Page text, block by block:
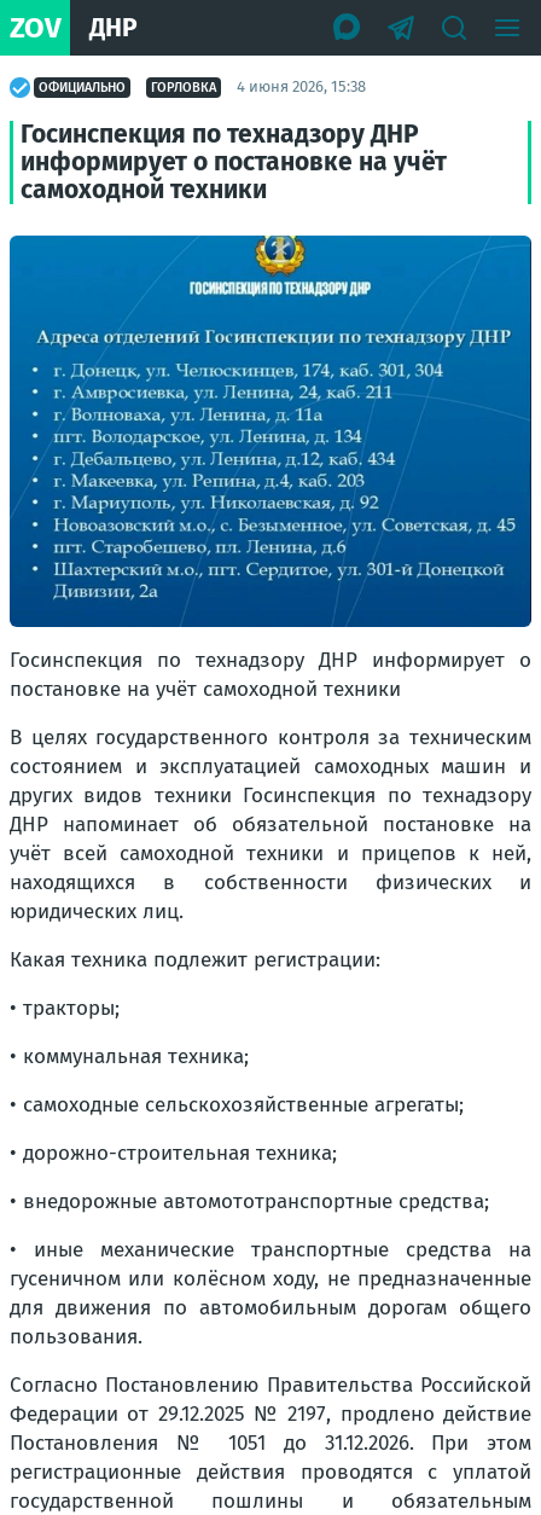
ZOV ДНР
ОФИЦИАЛЬНО ГОРЛОВКА 4 июня 2026, 15:38
Госинспекция по технадзору ДНР
информирует о постановке на учёт
самоходной техники
Госинспекция по технадзору ДНР информирует о
постановке на учёт самоходной техники
В целях государственного контроля за техническим
состоянием и эксплуатацией самоходных машин и
других видов техники Госинспекция по технадзору
ДНР напоминает об обязательной постановке на
учёт всей самоходной техники и прицепов к ней,
находящихся в собственности физических и
юридических лиц.
Какая техника подлежит регистрации:
• тракторы;
• коммунальная техника;
• самоходные сельскохозяйственные агрегаты;
• дорожно-строительная техника;
• внедорожные автомототранспортные средства;
• иные механические транспортные средства на
гусеничном или колёсном ходу, не предназначенные
для движения по автомобильным дорогам общего
пользования.
Согласно Постановлению Правительства Российской
Федерации от 29.12.2025 № 2197, продлено действие
Постановления № 1051 до 31.12.2026. При этом
регистрационные действия проводятся с уплатой
государственной пошлины и обязательным